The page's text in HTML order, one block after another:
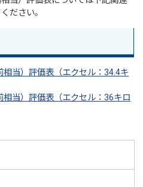
ださい。
当）評価表（エクセル：34.4キ
当）評価表（エクセル：36キロ